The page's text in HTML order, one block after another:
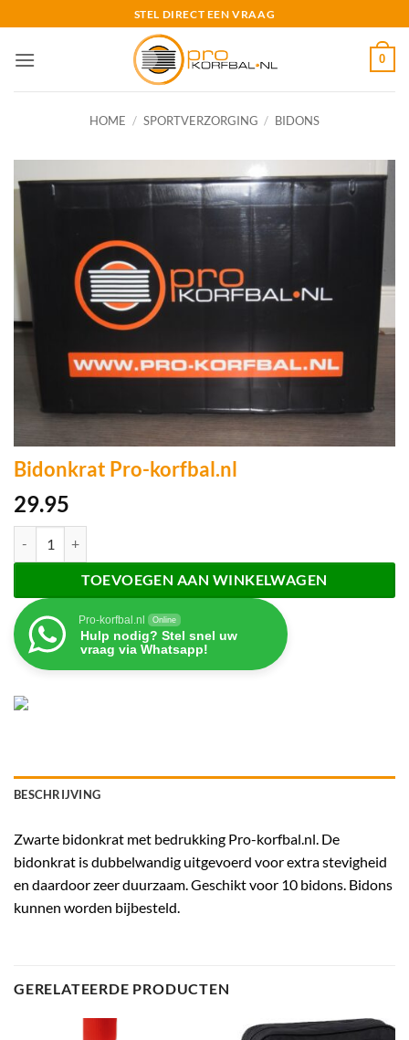
naar
inhoud
STEL DIRECT EEN VRAAG
0
HOME / SPORTVERZORGING / BIDONS
Bidonkrat Pro-korfbal.nl
29.95
TOEVOEGEN AAN WINKELWAGEN
Pro-korfbal.nl Online
Hulp nodig? Stel snel uw
vraag via Whatsapp!
BESCHRIJVING
Zwarte bidonkrat met bedrukking Pro-korfbal.nl. De
bidonkrat is dubbelwandig uitgevoerd voor extra stevigheid
en daardoor zeer duurzaam. Geschikt voor 10 bidons. Bidons
kunnen worden bijbesteld.
GERELATEERDE PRODUCTEN